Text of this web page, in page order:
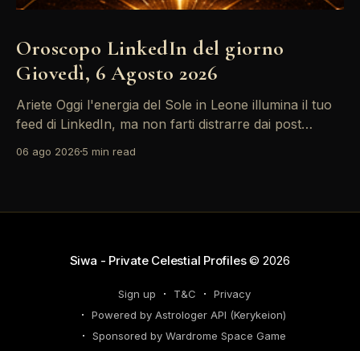
Oroscopo LinkedIn del giorno
Giovedì, 6 Agosto 2026
Ariete Oggi l'energia del Sole in Leone illumina il tuo
feed di LinkedIn, ma non farti distrarre dai post
tuoi desideri professionali! Giove ti spinge verso il
06 ago 2026 5 min read
Siwa - Private Celestial Profiles© 2026
Sign up T&C
Privacy
Powered by Astrologer API (Kerykeion)
Sponsored by Wardrome Space Game